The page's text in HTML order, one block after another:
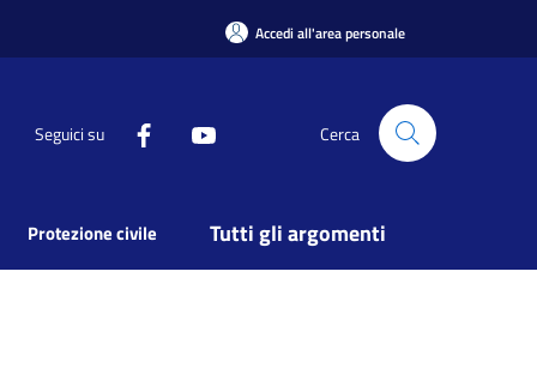
Accedi all'area personale
Seguici su Cerca
Protezione civile Tutti gli argomenti